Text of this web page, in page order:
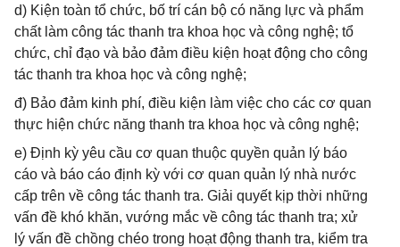
d) Kiện toàn tổ chức, bố trí cán bộ có năng lực và phẩm
chất làm công tác thanh tra khoa học và công nghệ; tổ
chức, chỉ đạo và bảo đảm điều kiện hoạt động cho công
tác thanh tra khoa học và công nghệ;
đ) Bảo đảm kinh phí, điều kiện làm việc cho các cơ quan
thực hiện chức năng thanh tra khoa học và công nghệ;
e) Định kỳ yêu cầu cơ quan thuộc quyền quản lý báo
cáo và báo cáo định kỳ với cơ quan quản lý nhà nước
cấp trên về công tác thanh tra. Giải quyết kịp thời những
vấn đề khó khăn, vướng mắc về công tác thanh tra; xử
lý vấn đề chồng chéo trong hoạt động thanh tra, kiểm tra